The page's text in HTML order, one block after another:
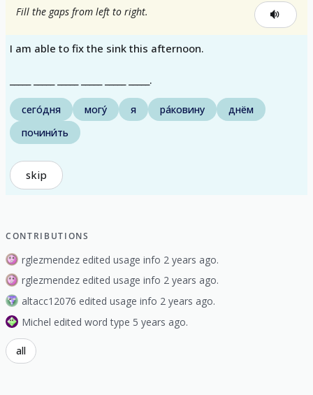
Fill the gaps from left to right.
I am able to fix the sink this afternoon.
_____ _____ _____ _____ _____ _____.
сего́дня могу́ я ра́ковину
днём
почини́ть
skip
CONTRIBUTIONS
rglezmendez edited usage info 2 years ago.
rglezmendez edited usage info 2 years ago.
altacc12076 edited usage info 2 years ago.
Michel edited word type 5 years ago.
all